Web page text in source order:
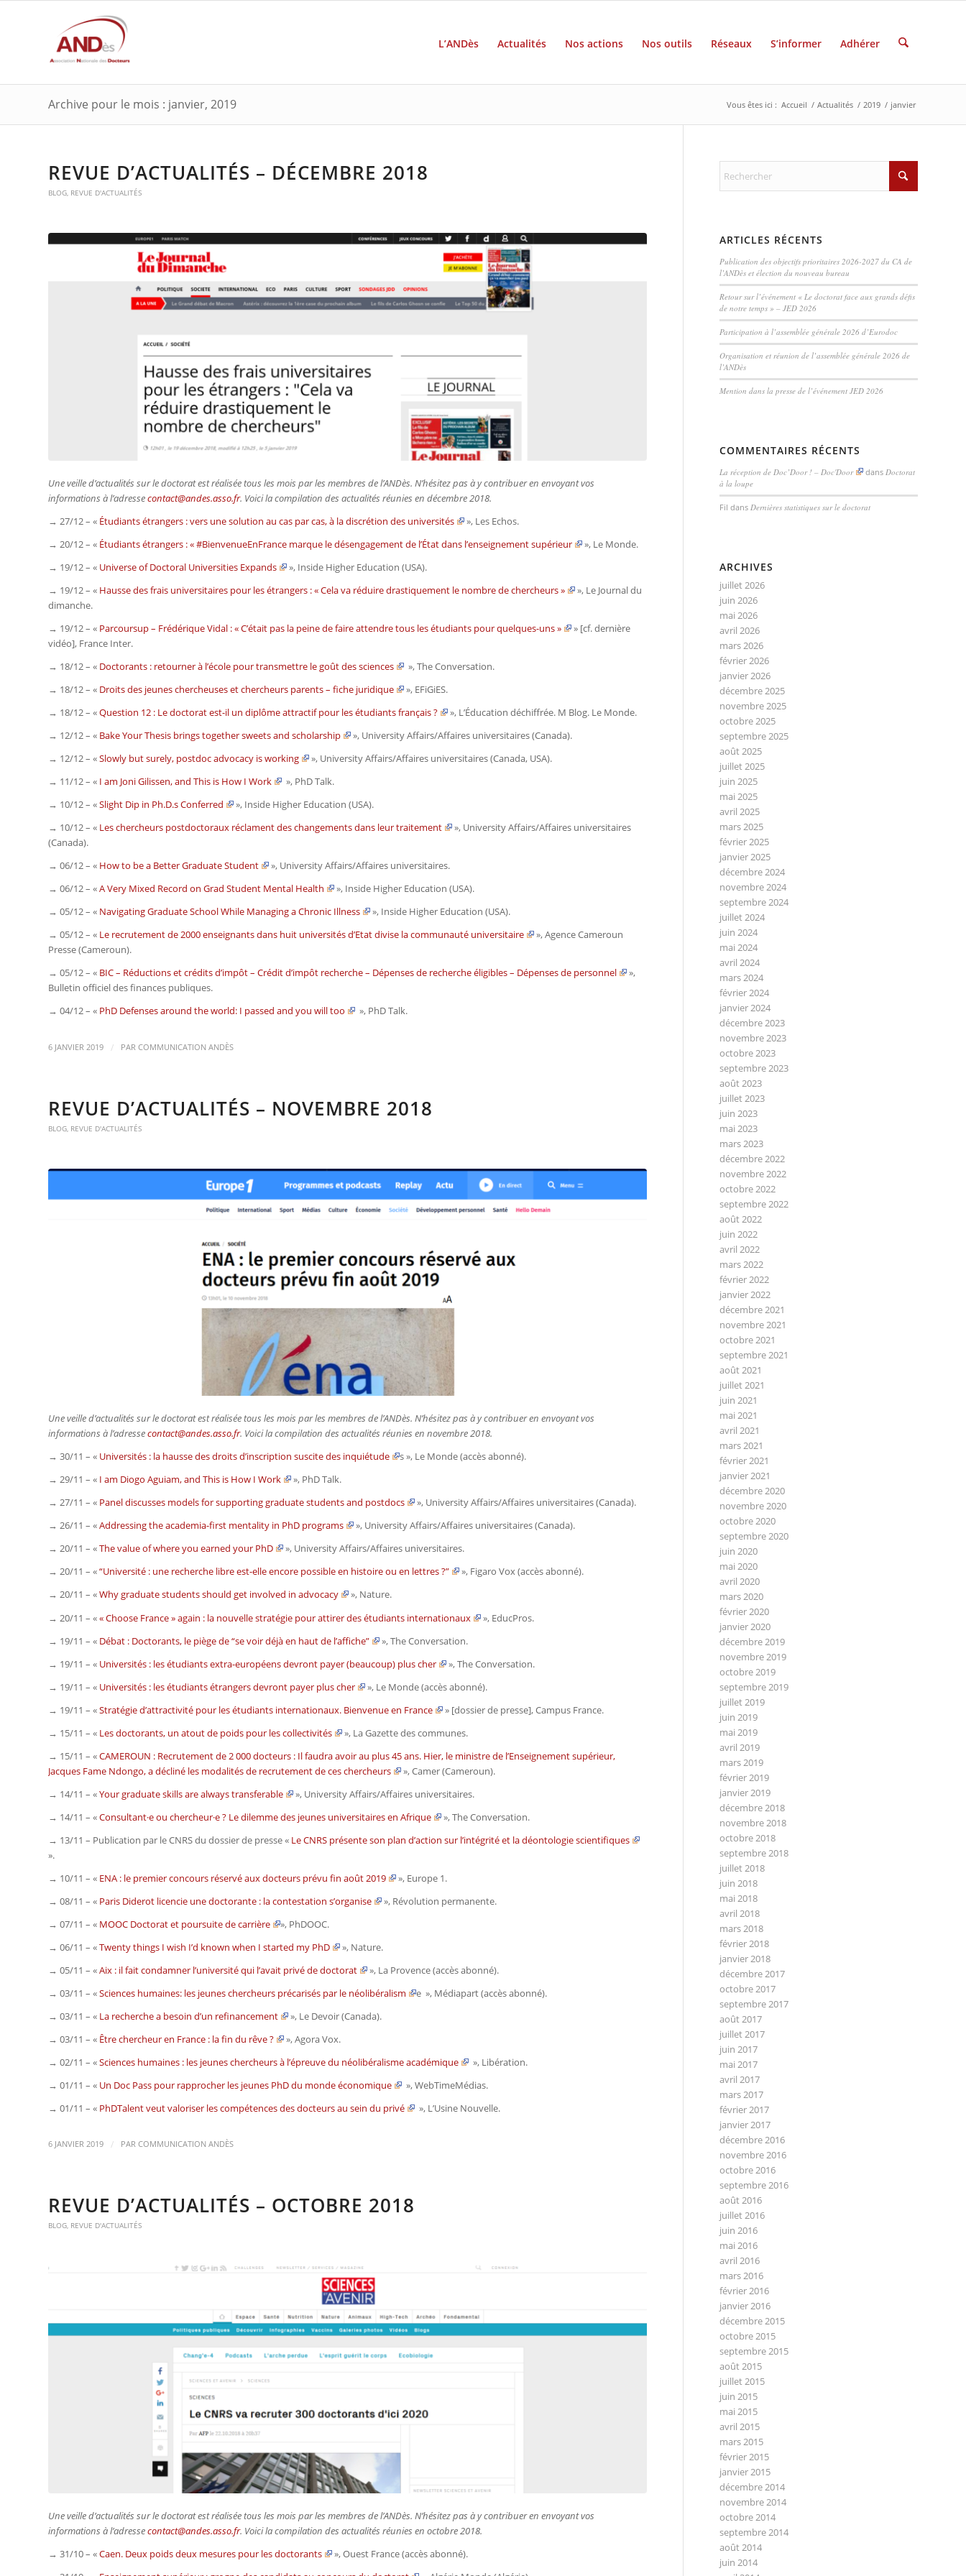
L’ANDès Actualités Nos actions Nos outils Réseaux S’informer Adhérer
Archive pour le mois : janvier, 2019 Vous êtes ici : Accueil / Actualités / 2019 / janvier
REVUE D’ACTUALITÉS – DÉCEMBRE 2018
BLOG, REVUE D'ACTUALITÉS
Une veille d’actualités sur le doctorat est réalisée tous les mois par les membres de l’ANDès. N’hésitez pas à y contribuer en envoyant vos
informations à l’adressecontact@andes.asso.fr. Voici la compilation des actualités réunies en décembre 2018.
→ 27/12 – « Étudiants étrangers : vers une solution au cas par cas, à la discrétion des universités », Les Echos.
→ 20/12 – « Étudiants étrangers : « #BienvenueEnFrance marque le désengagement de l’État dans l’enseignement supérieur », Le Monde.
→ 19/12 – « Universe of Doctoral Universities Expands », Inside Higher Education (USA).
→ 19/12 – « Hausse des frais universitaires pour les étrangers : « Cela va réduire drastiquement le nombre de chercheurs » », Le Journal du
dimanche.
→ 19/12 – « Parcoursup – Frédérique Vidal : « C’était pas la peine de faire attendre tous les étudiants pour quelques-uns »
» [cf. dernière
vidéo], France Inter.
→ 18/12 – « Doctorants : retourner à l’école pour transmettre le goût des sciences »,The Conversation.
→ 18/12 – « Droits des jeunes chercheuses et chercheurs parents – fiche juridique », EFiGiES.
→ 18/12 – «Question 12 : Le doctorat est-il un diplôme attractif pour les étudiants français ? », L’Éducation déchiffrée. M Blog. Le Monde.
→ 12/12 – « Bake Your Thesis brings together sweets and scholarship », University Affairs/Affaires universitaires(Canada).
→ 12/12 – «Slowly but surely, postdoc advocacy is working », University Affairs/Affaires universitaires(Canada, USA).
→ 11/12 – « I am Joni Gilissen, and This is How I Work », PhD Talk.
→ 10/12 – «Slight Dip in Ph.D.s Conferred », Inside Higher Education (USA).
→ 10/12 – « Les chercheurs postdoctoraux réclament des changements dans leur traitement », University Affairs/Affaires universitaires
(Canada).
→ 06/12 – « How to be a Better Graduate Student », University Affairs/Affaires universitaires.
→ 06/12 – «A Very Mixed Record on Grad Student Mental Health », Inside Higher Education (USA).
→ 05/12 – « Navigating Graduate School While Managing a Chronic Illness », Inside Higher Education (USA).
→ 05/12 – « Le recrutement de 2000 enseignants dans huit universités d’Etat divise la communauté universitaire »,Agence Cameroun
Presse(Cameroun).
→ 05/12 – « BIC – Réductions et crédits d’impôt – Crédit d’impôt recherche – Dépenses de recherche éligibles – Dépenses de personnel
»,
Bulletin officiel des finances publiques.
→ 04/12 – « PhD Defenses around the world: I passed and you will too », PhD Talk.
6 JANVIER 2019 / PAR COMMUNICATION ANDÈS
REVUE D’ACTUALITÉS – NOVEMBRE 2018
BLOG REVUE D'ACTUALITÉS
Une veille d’actualités sur le doctorat est réalisée tous les mois par les membres de l’ANDès. N’hésitez pas à y contribuer en envoyant vos
informations à l’adressecontact@andes.asso.fr. Voici la compilation des actualités réunies en novembre 2018.
→ 30/11 – « Universités : la hausse des droits d’inscription suscite des inquiétude s », Le Monde(accès abonné).
→ 29/11 – « I am Diogo Aguiam, and This is How I Work », PhD Talk.
→ 27/11 – « Panel discusses models for supporting graduate students and postdocs », University Affairs/Affaires universitaires(Canada).
→ 26/11 – «Addressing the academia-first mentality in PhD programs », University Affairs/Affaires universitaires(Canada).
→ 20/11 – «The value of where you earned your PhD », University Affairs/Affaires universitaires.
→ 20/11 – «“Université : une recherche libre est-elle encore possible en histoire ou en lettres ?” », Figaro Vox(accès abonné).
→ 20/11 – «Why graduate students should get involved in advocacy », Nature.
→ 20/11 – «« Choose France » again : la nouvelle stratégie pour attirer des étudiants internationaux », EducPros.
→ 19/11 – « Débat : Doctorants, le piège de “se voir déjà en haut de l’affiche” »,The Conversation.
→ 19/11 – « Universités : les étudiants extra-européens devront payer (beaucoup) plus cher »,The Conversation.
→ 19/11 – « Universités : les étudiants étrangers devront payer plus cher », Le Monde(accès abonné).
→ 19/11 – «Stratégie d’attractivité pour les étudiants internationaux. Bienvenue en France » [dossier de presse],Campus France.
→ 15/11 – « Les doctorants, un atout de poids pour les collectivités », La Gazette des communes.
→ 15/11 – «CAMEROUN : Recrutement de 2 000 docteurs : Il faudra avoir au plus 45 ans. Hier, le ministre de l’Enseignement supérieur,
Jacques Fame Ndongo, a décliné les modalités de recrutement de ces chercheurs
»,Camer(Cameroun).
→ 14/11 – «Your graduate skills are always transferable », University Affairs/Affaires universitaires.
→ 14/11 – «Consultant·e ou chercheur·e ? Le dilemme des jeunes universitaires en Afrique »,The Conversation.
→ 13/11 – Publication par le CNRS du dossier de presse « Le CNRS présente son plan d’action sur l’intégrité et la déontologie scientifiques
».
→ 10/11 – « ENA : le premier concours réservé aux docteurs prévu fin août 2019 », Europe 1.
→ 08/11 – « Paris Diderot licencie une doctorante : la contestation s’organise », Révolution permanente.
→ 07/11 – « MOOC Doctorat et poursuite de carrière », PhDOOC.
→ 06/11 – «Twenty things I wish I’d known when I started my PhD », Nature.
→ 05/11 – «Aix : il fait condamner l’université qui l’avait privé de doctorat », La Provence(accès abonné).
→ 03/11 – «Sciences humaines: les jeunes chercheurs précarisés par le néolibéralism e », Médiapart(accès abonné).
→ 03/11 – « La recherche a besoin d’un refinancement », Le Devoir(Canada).
→ 03/11 – « Être chercheur en France : la fin du rêve ? »,Agora Vox.
→ 02/11 – «Sciences humaines : les jeunes chercheurs à l’épreuve du néolibéralisme académique », Libération.
→ 01/11 – « Un Doc Pass pour rapprocher les jeunes PhD du monde économique »,WebTimeMédias.
→ 01/11 – « PhDTalent veut valoriser les compétences des docteurs au sein du privé », L’Usine Nouvelle.
6 JANVIER 2019 / PAR COMMUNICATION ANDÈS
REVUE D’ACTUALITÉS – OCTOBRE 2018
BLOG, REVUE D'ACTUALITÉS
Une veille d’actualités sur le doctorat est réalisée tous les mois par les membres de l’ANDès. N’hésitez pas à y contribuer en envoyant vos
informations à l’adressecontact@andes.asso.fr. Voici la compilation des actualités réunies en octobre 2018.
→ 31/10 – «Caen. Deux poids deux mesures pour les doctorants »,Ouest France(accès abonné).
ARTICLES RÉCENTS
Publication des objectifs prioritaires 2026-2027 du CA de
l’ANDès et élection du nouveau bureau
Retour sur l’événement « Le doctorat face aux grands défis
de notre temps » – JED 2026
Participation à l’assemblée générale 2026 d’Eurodoc
Organisation et réunion de l’assemblée générale 2026 de
l’ANDès
Mention dans la presse de l’événement JED 2026
COMMENTAIRES RÉCENTS
La réception de Doc’Door ! – Doc'Door dans Doctorat
à la loupe
Fil dansDernières statistiques sur le doctorat
ARCHIVES
juillet 2026
juin 2026
mai 2026
avril 2026
mars 2026
février 2026
janvier 2026
décembre 2025
novembre 2025
octobre 2025
septembre 2025
août 2025
juillet 2025
juin 2025
mai 2025
avril 2025
mars 2025
février 2025
janvier 2025
décembre 2024
novembre 2024
septembre 2024
juillet 2024
juin 2024
mai 2024
avril 2024
mars 2024
février 2024
janvier 2024
décembre 2023
novembre 2023
octobre 2023
septembre 2023
août 2023
juillet 2023
juin 2023
mai 2023
mars 2023
décembre 2022
novembre 2022
octobre 2022
septembre 2022
août 2022
juin 2022
avril 2022
mars 2022
février 2022
janvier 2022
décembre 2021
novembre 2021
octobre 2021
septembre 2021
août 2021
juillet 2021
juin 2021
mai 2021
avril 2021
mars 2021
février 2021
janvier 2021
décembre 2020
novembre 2020
octobre 2020
septembre 2020
juin 2020
mai 2020
avril 2020
mars 2020
février 2020
janvier 2020
décembre 2019
novembre 2019
octobre 2019
septembre 2019
juillet 2019
juin 2019
mai 2019
avril 2019
mars 2019
février 2019
janvier 2019
décembre 2018
novembre 2018
octobre 2018
septembre 2018
juillet 2018
juin 2018
mai 2018
avril 2018
mars 2018
février 2018
janvier 2018
décembre 2017
octobre 2017
septembre 2017
août 2017
juillet 2017
juin 2017
mai 2017
avril 2017
mars 2017
février 2017
janvier 2017
décembre 2016
novembre 2016
octobre 2016
septembre 2016
août 2016
juillet 2016
juin 2016
mai 2016
avril 2016
mars 2016
février 2016
janvier 2016
décembre 2015
octobre 2015
septembre 2015
août 2015
juillet 2015
juin 2015
mai 2015
avril 2015
mars 2015
février 2015
janvier 2015
décembre 2014
novembre 2014
octobre 2014
septembre 2014
août 2014
juin 2014